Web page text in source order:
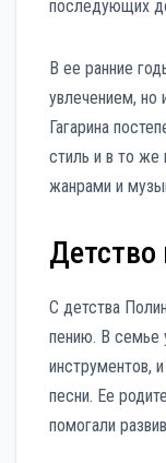
последующих
В ее ранние
увлечением,
Гагарина
стиль и в то же
жанрами и
Детство
С детства
пению. В семье
инструментов,
песни. Ее
помогали